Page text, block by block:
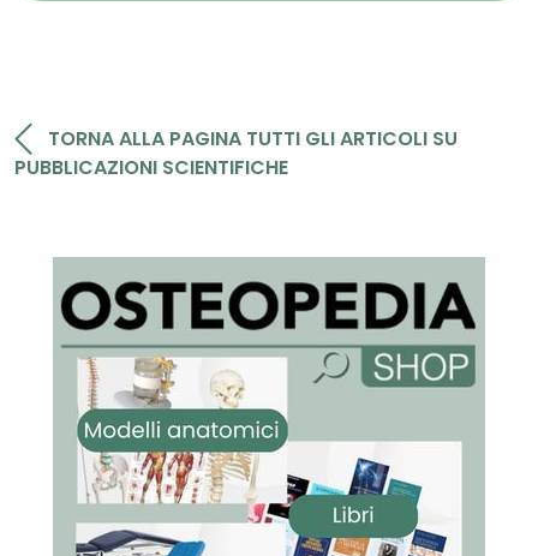
TORNA ALLA PAGINA TUTTI GLI ARTICOLI SU
PUBBLICAZIONI SCIENTIFICHE